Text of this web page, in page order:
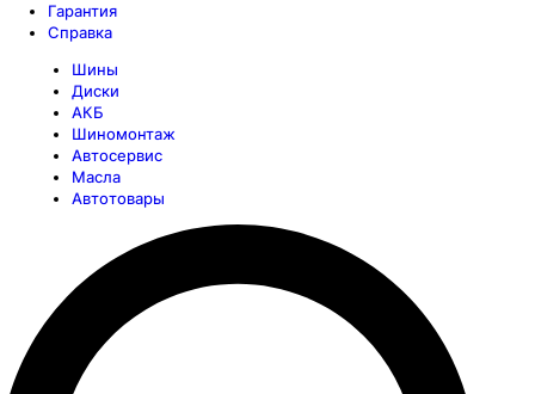
Гарантия
Справка
Шины
Диски
АКБ
Шиномонтаж
Автосервис
Масла
Автотовары